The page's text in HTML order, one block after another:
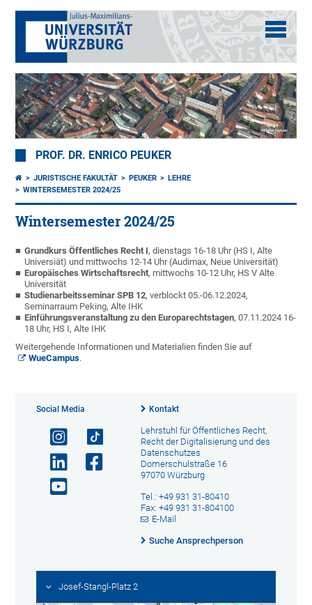
PROF. DR. ENRICO PEUKER
JURISTISCHE FAKULTÄT PEUKER
LEHRE
WINTERSEMESTER 2024/25
Wintersemester 2024/25
Grundkurs Öffentliches Recht I, dienstags 16-18 Uhr (HS I, Alte
Universiät) und mittwochs 12-14 Uhr (Audimax, Neue Universität)
Europäisches Wirtschaftsrecht, mittwochs 10-12 Uhr, HS V Alte
Universität
Studienarbeitsseminar SPB 12, verblockt 05.-06.12.2024,
Seminarraum Peking, Alte IHK
Einführungsveranstaltung zu den Europarechtstagen, 07.11.2024 16-
18 Uhr, HS I, Alte IHK
Weitergehende Informationen und Materialien finden Sie auf
WueCampus.
Social Media Kontakt
Lehrstuhl für Öffentliches Recht,
Recht der Digitalisierung und des
Datenschutzes
Domerschulstraße 16
97070 Würzburg
Tel.: +49 931 31-80410
Fax: +49 931 31-804100
E-Mail
Suche Ansprechperson
Josef-Stangl-Platz 2